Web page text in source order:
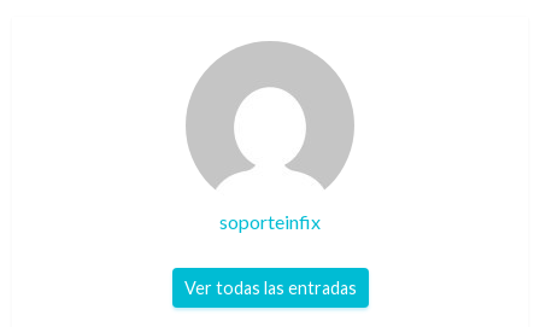
soporteinfix
Ver todas las entradas